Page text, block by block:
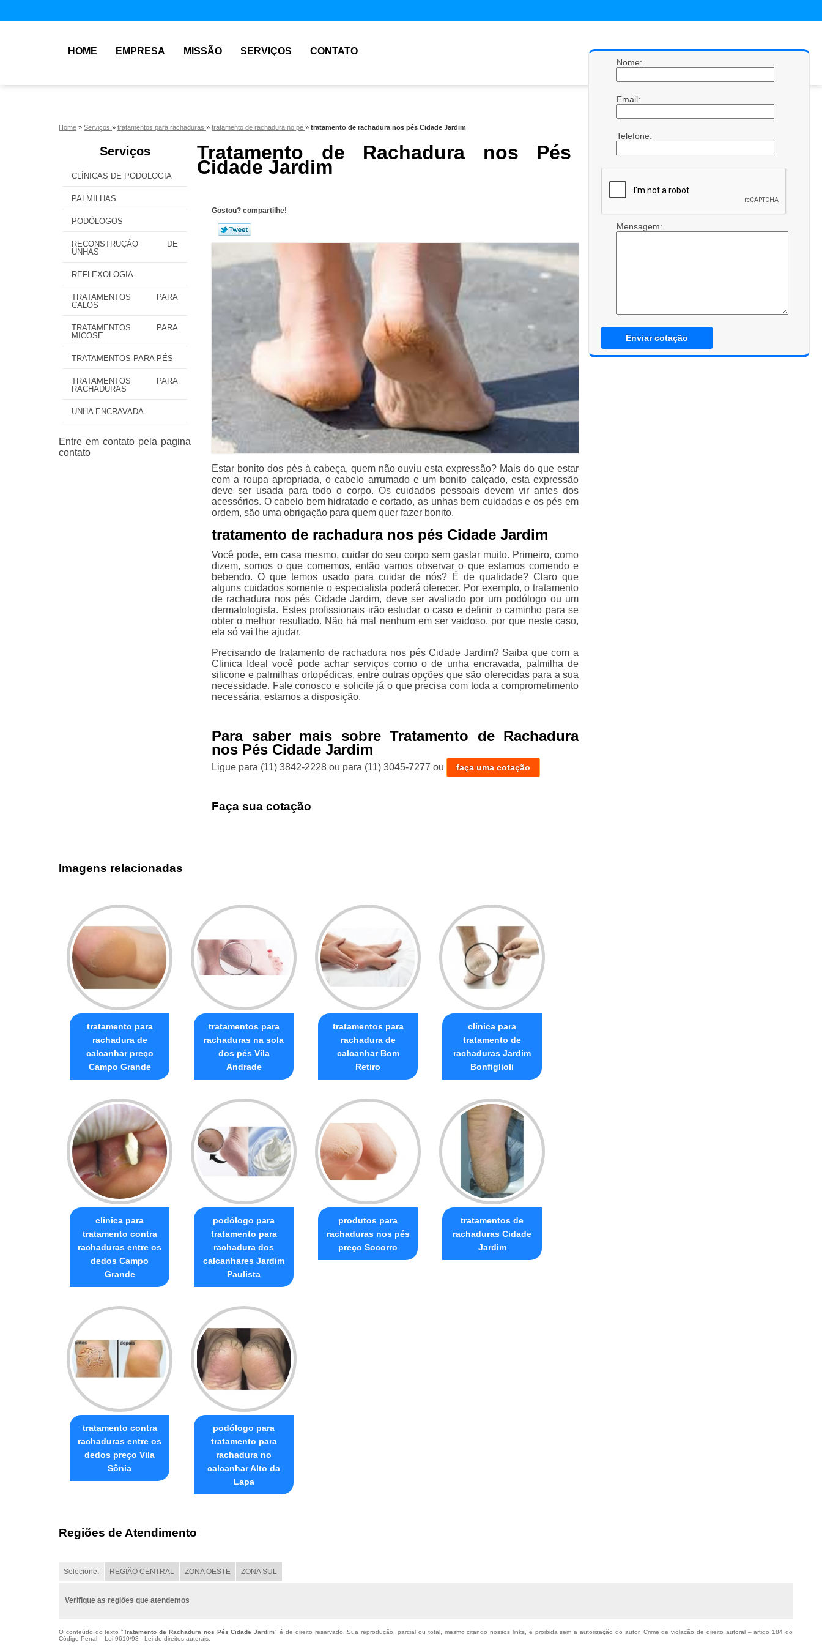
HOME EMPRESA MISSÃO SERVIÇOS CONTATO
Home » Serviços » tratamentos para rachaduras » tratamento de rachadura no pé » tratamento de rachadura nos pés Cidade Jardim
Serviços
CLÍNICAS DE PODOLOGIA
PALMILHAS
PODÓLOGOS
RECONSTRUÇÃO DE
UNHAS
REFLEXOLOGIA
TRATAMENTOS PARA
CALOS
TRATAMENTOS PARA
MICOSE
TRATAMENTOS PARA PÉS
TRATAMENTOS PARA
RACHADURAS
UNHA ENCRAVADA
Tratamento de Rachadura nos Pés
Cidade Jardim
Gostou? compartilhe!
Estar bonito dos pés à cabeça, quem não ouviu esta expressão? Mais do que estar
com a roupa apropriada, o cabelo arrumado e um bonito calçado, esta expressão
deve ser usada para todo o corpo. Os cuidados pessoais devem vir antes dos
acessórios. O cabelo bem hidratado e cortado, as unhas bem cuidadas e os pés em
ordem, são uma obrigação para quem quer fazer bonito.
tratamento de rachadura nos pés Cidade Jardim
Você pode, em casa mesmo, cuidar do seu corpo sem gastar muito. Primeiro, como
dizem, somos o que comemos, então vamos observar o que estamos comendo e
bebendo. O que temos usado para cuidar de nós? É de qualidade? Claro que
alguns cuidados somente o especialista poderá oferecer. Por exemplo, o tratamento
de rachadura nos pés Cidade Jardim, deve ser avaliado por um podólogo ou um
dermatologista. Estes profissionais irão estudar o caso e definir o caminho para se
obter o melhor resultado. Não há mal nenhum em ser vaidoso, por que neste caso,
ela só vai lhe ajudar.
Precisando de tratamento de rachadura nos pés Cidade Jardim? Saiba que com a
Clinica Ideal você pode achar serviços como o de unha encravada, palmilha de
silicone e palmilhas ortopédicas, entre outras opções que são oferecidas para a sua
necessidade. Fale conosco e solicite já o que precisa com toda a comprometimento
necessária, estamos a disposição.
Para saber mais sobre Tratamento de Rachadura
nos Pés Cidade Jardim
Ligue para (11) 3842-2228 ou para (11) 3045-7277 ou faça uma cotação
Faça sua cotação
Nome:
Email:
Telefone:
Mensagem:
Enviar cotação
Imagens relacionadas
tratamento para
rachadura de
calcanhar preço
Campo Grande
tratamentos para
rachaduras na sola
dos pés Vila
Andrade
tratamentos para
rachadura de
calcanhar Bom
Retiro
clínica para
tratamento de
rachaduras Jardim
Bonfiglioli
clínica para
tratamento contra
rachaduras entre os
dedos Campo
Grande
podólogo para
tratamento para
rachadura dos
calcanhares Jardim
Paulista
produtos para
rachaduras nos pés
preço Socorro
tratamentos de
rachaduras Cidade
Jardim
tratamento contra
rachaduras entre os
dedos preço Vila
Sônia
podólogo para
tratamento para
rachadura no
calcanhar Alto da
Lapa
Regiões de Atendimento
Selecione: REGIÃO CENTRAL ZONA OESTE ZONA SUL
Verifique as regiões que atendemos
O conteúdo do texto "Tratamento de Rachadura nos Pés Cidade Jardim" é de direito reservado. Sua reprodução, parcial ou total, mesmo citando nossos links, é proibida sem a autorização do autor. Crime de violação de direito autoral – artigo 184 do
Código Penal – Lei 9610/98 - Lei de direitos autorais